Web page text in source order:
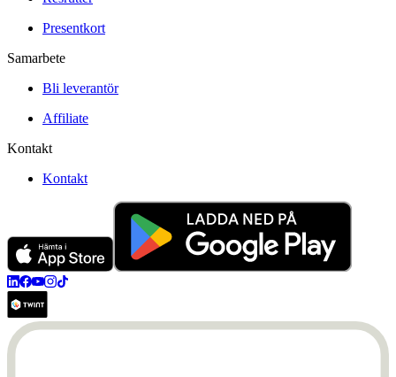
Presentkort
Samarbete
Bli leverantör
Affiliate
Kontakt
Kontakt